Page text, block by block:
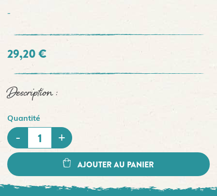
-
29,20 €
Description :
Quantité
AJOUTER AU PANIER